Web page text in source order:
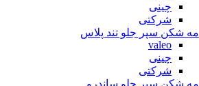
چینی
شرکتی
مه شکن سپر جلو تند پلاس
valeo
چینی
شرکتی
مه شکن سپر جلو ساندرو